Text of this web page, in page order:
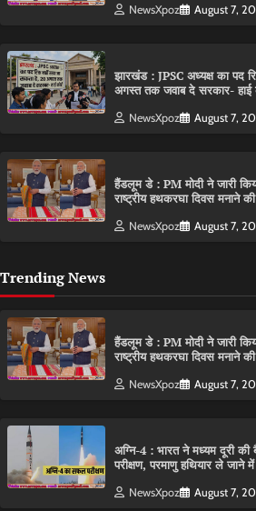
NewsXpoz August 7,
झारखंड : JPSC अध्यक्ष का पद
अगस्त तक जवाब दे सरकार- हाई
NewsXpoz August 7,
हैंडलूम डे : PM मोदी ने जारी
राष्ट्रीय हथकरघा दिवस मनाने
NewsXpoz August 7,
Trending News
हैंडलूम डे : PM मोदी ने जारी
राष्ट्रीय हथकरघा दिवस मनाने
NewsXpoz August 7,
अग्नि-4 : भारत ने मध्यम दूरी
परीक्षण, परमाणु हथियार ले जाने
NewsXpoz August 7,